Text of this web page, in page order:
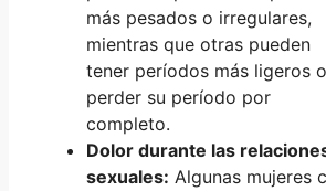
más pesados o irregulares,
mientras que otras pueden
tener períodos más ligeros o
perder su período por
completo.
Dolor durante las
sexuales: Algunas mujeres